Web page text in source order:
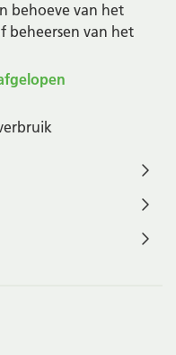
behoeve van het
beheersen van het